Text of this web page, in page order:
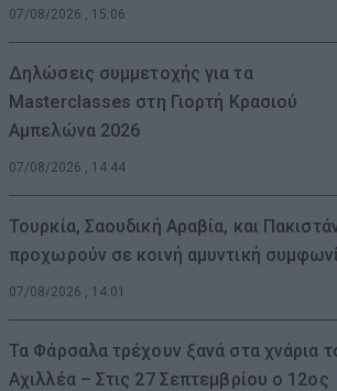
07/08/2026 , 15:06
Δηλώσεις συμμετοχής για τα
Masterclasses στη Γιορτή Κρασιού
Αμπελώνα 2026
07/08/2026 , 14:44
Τουρκία, Σαουδική Αραβία, και
προχωρούν σε κοινή αμυντική
07/08/2026 , 14:01
Τα Φάρσαλα τρέχουν ξανά στα χνάρια
Αχιλλέα – Στις 27 Σεπτεμβρίου ο 12ος